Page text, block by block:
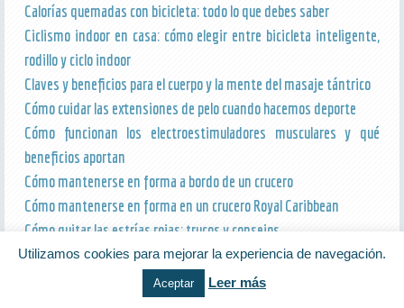
Calorías quemadas con bicicleta: todo lo que debes saber
Ciclismo indoor en casa: cómo elegir entre bicicleta inteligente,
rodillo y ciclo indoor
Claves y beneficios para el cuerpo y la mente del masaje tántrico
Cómo cuidar las extensiones de pelo cuando hacemos deporte
Cómo funcionan los electroestimuladores musculares y qué
beneficios aportan
Cómo mantenerse en forma a bordo de un crucero
Cómo mantenerse en forma en un crucero Royal Caribbean
Cómo quitar las estrías rojas: trucos y consejos
Cómo se usa la máquina Smith: guía básica
Consejos para un entrenamiento de motocross
Cuánto cuesta un entrenador personal
Utilizamos cookies para mejorar la experiencia de navegación.
Aceptar Leer más